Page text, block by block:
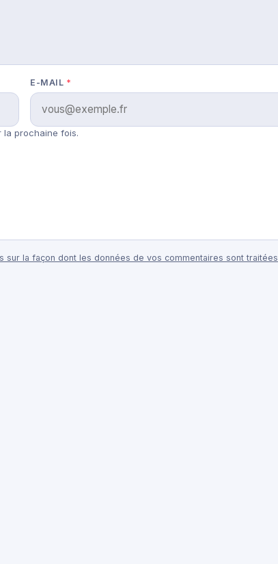
E-MAIL *
la prochaine fois.
sur la façon dont les données de vos commentaires sont traitées